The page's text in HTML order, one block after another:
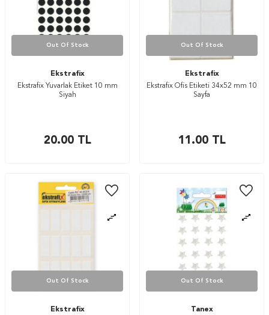
Out Of Stock
Ekstrafix
Ekstrafix Yuvarlak Etiket 10 mm
Siyah
20.00TL
Out Of Stock
Ekstrafix
Ekstrafix Ofis Etiketi 34x52 mm 10
Sayfa
11.00TL
Out Of Stock
Ekstrafix
Out Of Stock
Tanex